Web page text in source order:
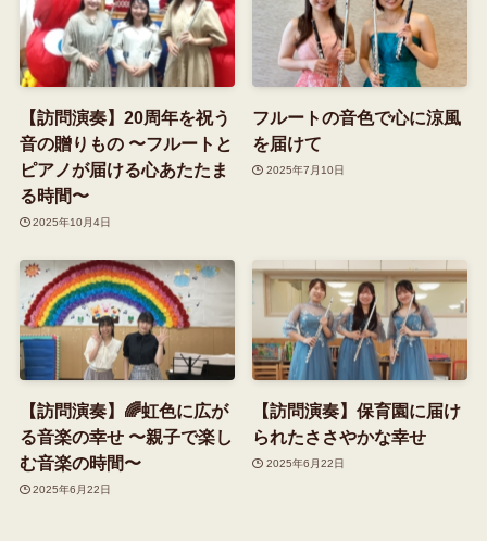
【訪問演奏】20周年を祝う
音の贈りもの 〜フルートと
ピアノが届ける心あたたま
る時間〜
2025年10月4日
フルートの音色で心に涼風
を届けて
2025年7月10日
【訪問演奏】🌈虹色に広が
る音楽の幸せ 〜親子で楽し
む音楽の時間〜
2025年6月22日
【訪問演奏】保育園に届け
られたささやかな幸せ
2025年6月22日